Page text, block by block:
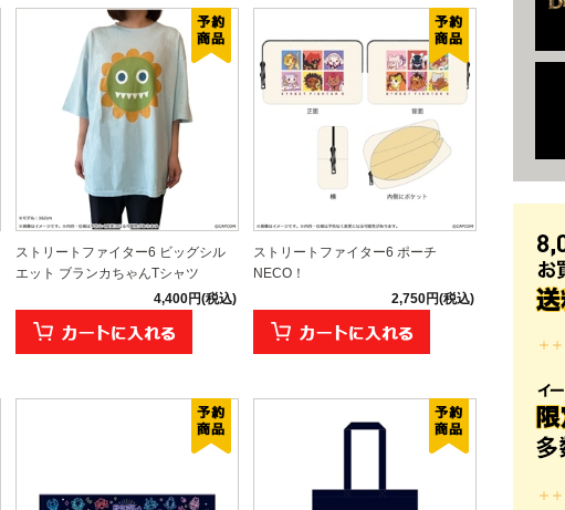
ストリートファイター6 ビッグシル
エット ブランカちゃんTシャツ
4,400円(税込)
ストリートファイター6 ポーチ
NECO！
2,750円(税込)